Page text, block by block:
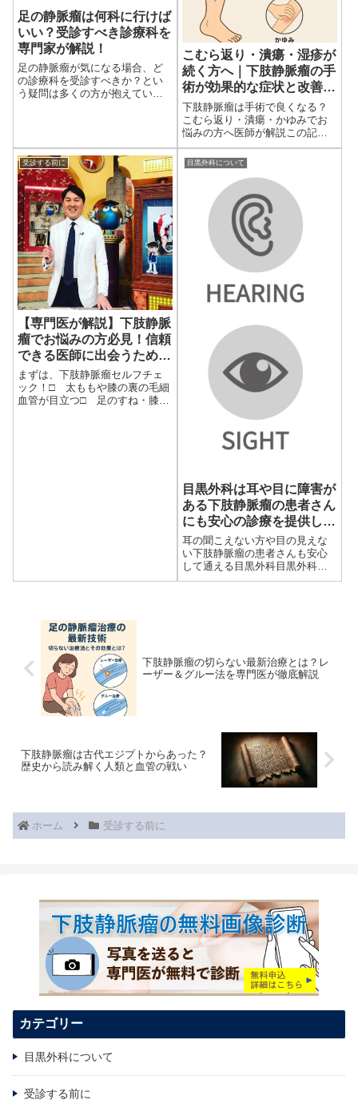
足の静脈瘤は何科に行けば
いい？受診すべき診療科を
専門家が解説！
足の静脈瘤が気になる場合、ど
の診療科を受診すべきか？とい
う疑問は多くの方が抱えていま
します。足の静脈瘤とは？ま
ず、足...
こむら返り・潰瘍・湿疹が
続く方へ｜下肢静脈瘤の手
術が効果的な症状と改善例
を専門医が解説
下肢静脈瘤は手術で良くなる？
こむら返り・潰瘍・かゆみでお
悩みの方へ医師が解説この記事
は下肢静脈瘤専門クリニック
「目黒外科」院長 齋藤陽 医師が
監修しています。手術を検討す
べき下肢静脈瘤の代表的な3症
受診する前に
【専門医が解説】下肢静脈
瘤でお悩みの方必見！信頼
できる医師に出会うための
6つのポイント
まずは、下肢静脈瘤セルフチェ
ック！□ 太ももや膝の裏の毛細
血管が目立つ□ 足のすね・膝の
目黒外科について
目黒外科は耳や目に障害が
ある下肢静脈瘤の患者さん
にも安心の診療を提供しま
す
耳の聞こえない方や目の見えな
い下肢静脈瘤の患者さんも安心
して通える目黒外科目黒外科で
は、すべての患者さんが安心し
下肢静脈瘤の切らない最新治療とは？レ
ーザー＆グルー法を専門医が徹底解説
下肢静脈瘤は古代エジプトからあった？
歴史から読み解く人類と血管の戦い
ホーム 受診する前に
カテゴリー
目黒外科について
受診する前に